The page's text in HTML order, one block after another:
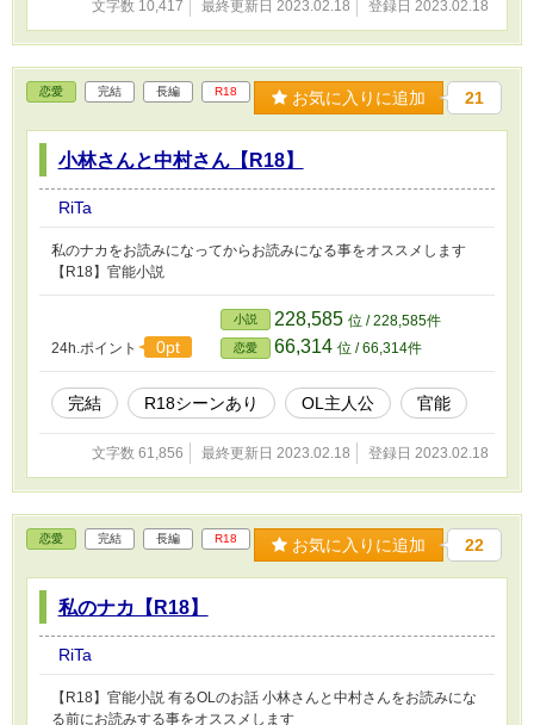
文字数 10,417 最終更新日 2023.02.18 登録日 2023.02.18
恋愛 完結 長編 R18 お気に入りに追加 21
小林さんと中村さん【R18】
RiTa
私のナカをお読みになってからお読みになる事をオススメします
【R18】官能小説
24h.ポイント 0pt
小説 228,585 位 / 228,585件
恋愛 66,314 位 / 66,314件
完結 R18シーンあり OL主人公 官能
文字数 61,856 最終更新日 2023.02.18 登録日 2023.02.18
恋愛 完結 長編 R18 お気に入りに追加 22
私のナカ【R18】
RiTa
【R18】官能小説 有るOLのお話 小林さんと中村さんをお読みにな
る前にお読みする事をオススメします